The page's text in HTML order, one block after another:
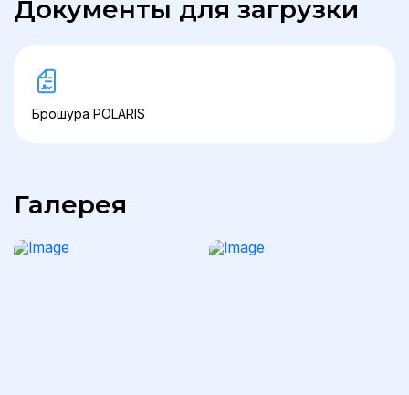
Документы для загрузки
Брошура POLARIS
Галерея